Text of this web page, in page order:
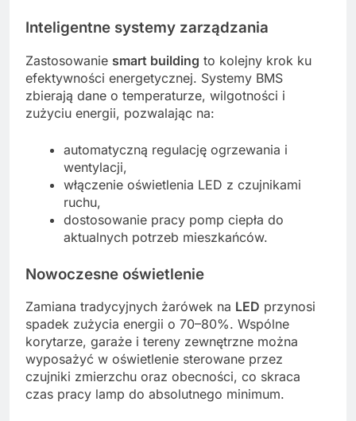
Inteligentne systemy zarządzania
Zastosowanie smart building to kolejny krok ku
efektywności energetycznej. Systemy BMS
zbierają dane o temperaturze, wilgotności i
zużyciu energii, pozwalając na:
automatyczną regulację ogrzewania i
wentylacji,
włączenie oświetlenia LED z czujnikami
ruchu,
dostosowanie pracy pomp ciepła do
aktualnych potrzeb mieszkańców.
Nowoczesne oświetlenie
Zamiana tradycyjnych żarówek na LED przynosi
spadek zużycia energii o 70–80%. Wspólne
korytarze, garaże i tereny zewnętrzne można
wyposażyć w oświetlenie sterowane przez
czujniki zmierzchu oraz obecności, co skraca
czas pracy lamp do absolutnego minimum.